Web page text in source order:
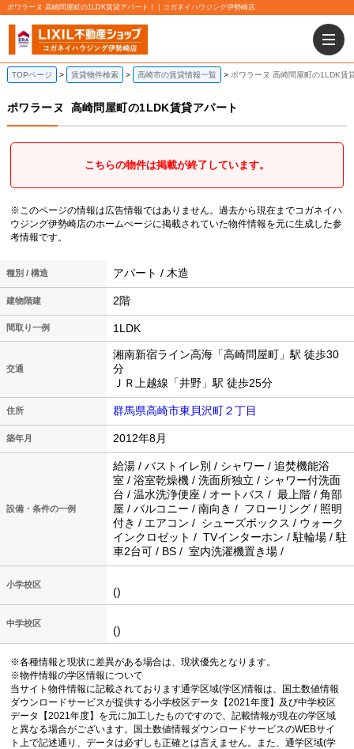
ポワラーヌ 高崎問屋町の1LDK賃貸アパート！｜コガネイハウジング伊勢崎店
TOPページ 賃貸物件検索 高崎市の賃貸情報一覧 ポワラーヌ 高崎問屋町の1LDK賃
ポワラーヌ 高崎問屋町の1LDK賃貸アパート
こちらの物件は掲載が終了しています。
※このページの情報は広告情報ではありません。過去から現在までコガネイハ
ウジング伊勢崎店のホームぺージに掲載されていた物件情報を元に生成した参
考情報です。
種別 / 構造 アパート / 木造
建物階建 2階
間取り一例 1LDK
交通
湘南新宿ライン高海「高崎問屋町」駅 徒歩30
分
ＪＲ上越線「井野」駅 徒歩25分
住所 群馬県高崎市東貝沢町２丁目
築年月 2012年8月
設備・条件の一例
給湯 / バストイレ別 / シャワー / 追焚機能浴
室 / 浴室乾燥機 / 洗面所独立 / シャワー付洗面
台 / 温水洗浄便座 / オートバス / 最上階 / 角部
屋 / バルコニー / 南向き / フローリング / 照明
付き / エアコン / シューズボックス / ウォーク
インクロゼット / TVインターホン / 駐輪場 / 駐
車2台可 / BS / 室内洗濯機置き場 /
小学校区
()
中学校区
()
※各種情報と現状に差異がある場合は、現状優先となります。
※物件情報の学区情報について
当サイト物件情報に記載されております通学区域(学区)情報は、国土数値情報
ダウンロードサービスが提供する小学校区データ【2021年度】及び中学校区
データ【2021年度】を元に加工したものですので、記載情報が現在の学区域
と異なる場合がございます。国土数値情報ダウンロードサービスのWEBサイ
ト上で記述通り、データは必ずしも正確とは言えません。また、通学区域(学